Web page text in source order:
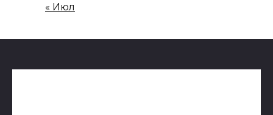
« Июл